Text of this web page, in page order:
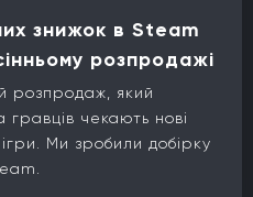
знижок в Steam
розпродажі
розпродаж, який
чекають нові
Ми зробили добірку